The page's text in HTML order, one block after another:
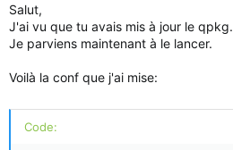
Salut,
J'ai vu que tu avais mis à jour le qpkg.
Je parviens maintenant à le lancer.
Voilà la conf que j'ai mise:
Code: